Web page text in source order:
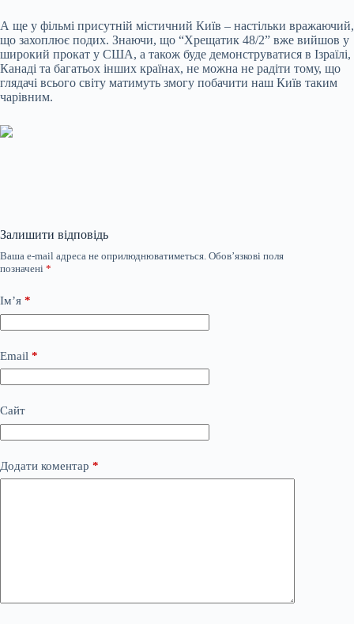
А ще у фільмі присутній містичний Київ – настільки вражаючий,
що захоплює подих. Знаючи, що “Хрещатик 48/2” вже вийшов у
широкий прокат у США, а також буде демонструватися в Ізраїлі,
Канаді та багатьох інших країнах, не можна не радіти тому, що
глядачі всього світу матимуть змогу побачити наш Київ таким
чарівним.
Залишити відповідь
Ваша e-mail адреса не оприлюднюватиметься. Обов’язкові поля
позначені *
Ім’я *
Email *
Сайт
Додати коментар *